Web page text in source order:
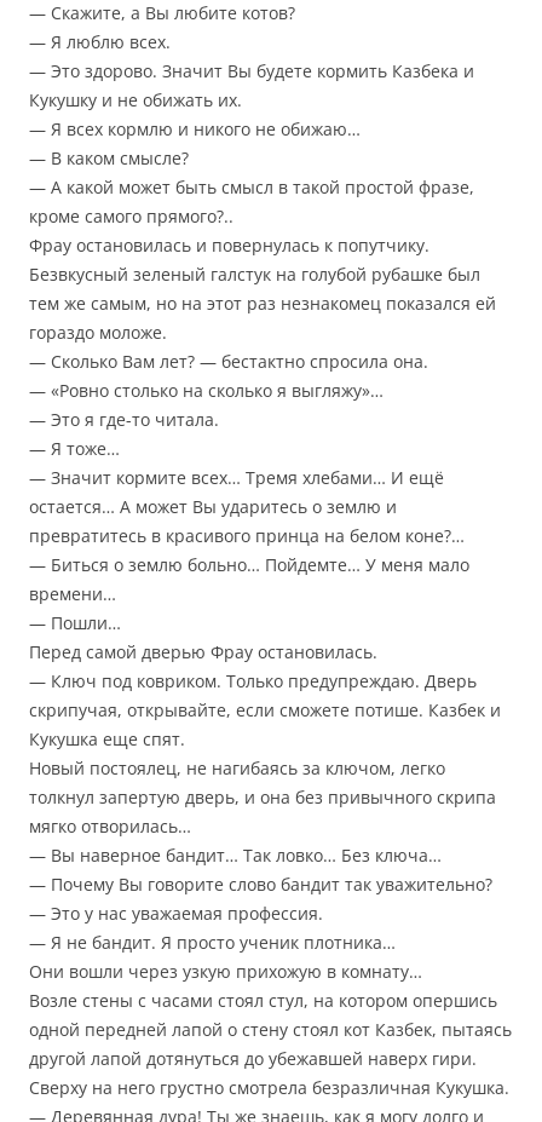
— Скажите, а Вы любите котов?
— Я люблю всех.
— Это здорово. Значит Вы будете кормить Казбека и
Кукушку и не обижать их.
— Я всех кормлю и никого не обижаю…
— В каком смысле?
— А какой может быть смысл в такой простой фразе,
кроме самого прямого?..
Фрау остановилась и повернулась к попутчику.
Безвкусный зеленый галстук на голубой рубашке был
тем же самым, но на этот раз незнакомец показался ей
гораздо моложе.
— Сколько Вам лет? — бестактно спросила она.
— «Ровно столько на сколько я выгляжу»…
— Это я где-то читала.
— Я тоже…
— Значит кормите всех… Тремя хлебами… И ещё
остается… А может Вы ударитесь о землю и
превратитесь в красивого принца на белом коне?…
— Биться о землю больно… Пойдемте… У меня мало
времени…
— Пошли…
Перед самой дверью Фрау остановилась.
— Ключ под ковриком. Только предупреждаю. Дверь
скрипучая, открывайте, если сможете потише. Казбек и
Кукушка еще спят.
Новый постоялец, не нагибаясь за ключом, легко
толкнул запертую дверь, и она без привычного скрипа
мягко отворилась…
— Вы наверное бандит… Так ловко… Без ключа…
— Почему Вы говорите слово бандит так уважительно?
— Это у нас уважаемая профессия.
— Я не бандит. Я просто ученик плотника…
Они вошли через узкую прихожую в комнату…
Возле стены с часами стоял стул, на котором опершись
одной передней лапой о стену стоял кот Казбек, пытаясь
другой лапой дотянуться до убежавшей наверх гири.
Сверху на него грустно смотрела безразличная Кукушка.
— Деревянная дура! Ты же знаешь, как я могу долго и